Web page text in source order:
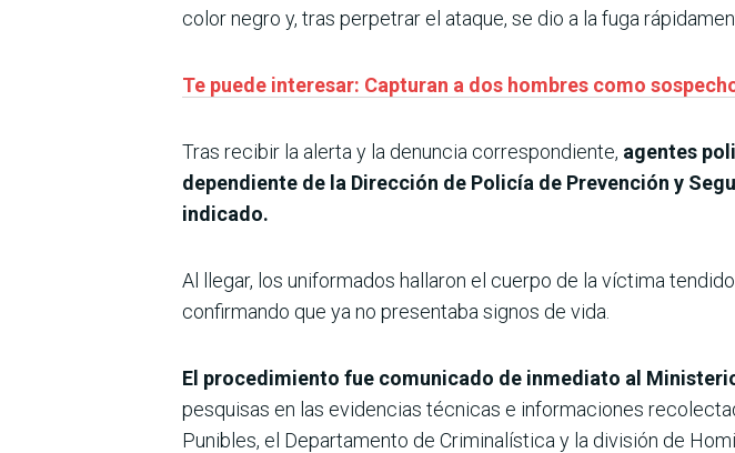
color negro y, tras perpetrar el ataque, se dio a la fuga
Te puede interesar: Capturan a dos hombres como
Tras recibir la alerta y la denuncia correspondiente, agentes
dependiente de la Dirección de Policía de Prevención y
indicado.
Al llegar, los uniformados hallaron el cuerpo de la víctima
confirmando que ya no presentaba signos de vida.
El procedimiento fue comunicado de inmediato al
pesquisas en las evidencias técnicas e informaciones
Punibles, el Departamento de Criminalística y la división de